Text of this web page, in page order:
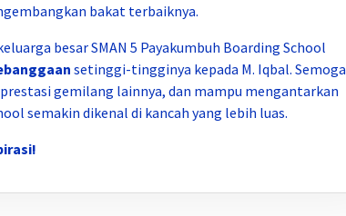
bakat terbaiknya.
besar SMAN 5 Payakumbuh Boarding School
setinggi-tingginya kepada M. Iqbal. Semoga
gemilang lainnya, dan mampu mengantarkan
semakin dikenal di kancah yang lebih luas.